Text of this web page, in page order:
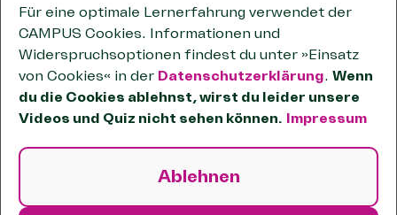
Für eine optimale Lernerfahrung verwendet der
CAMPUS Cookies. Informationen und
Widerspruchsoptionen findest du unter »Einsatz
von Cookies« in der Datenschutzerklärung. Wenn
du die Cookies ablehnst, wirst du leider unsere
Videos und Quiz nicht sehen können. Impressum
Ablehnen
Unternehmenskooperationen
Kooperationen wirksam planen
Tipps zum wirtschaftlichen Geschäftsbetrieb
Passende Förderstiftungen finden